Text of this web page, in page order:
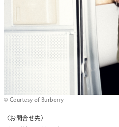
© Courtesy of Burberry
〈お問合せ先〉